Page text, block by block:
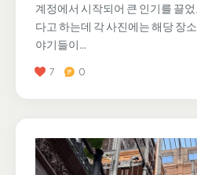
계정에서 시작되어 큰 인기를 끌
다고 하는데 각 사진에는 해당 장
야기들이…
7 0